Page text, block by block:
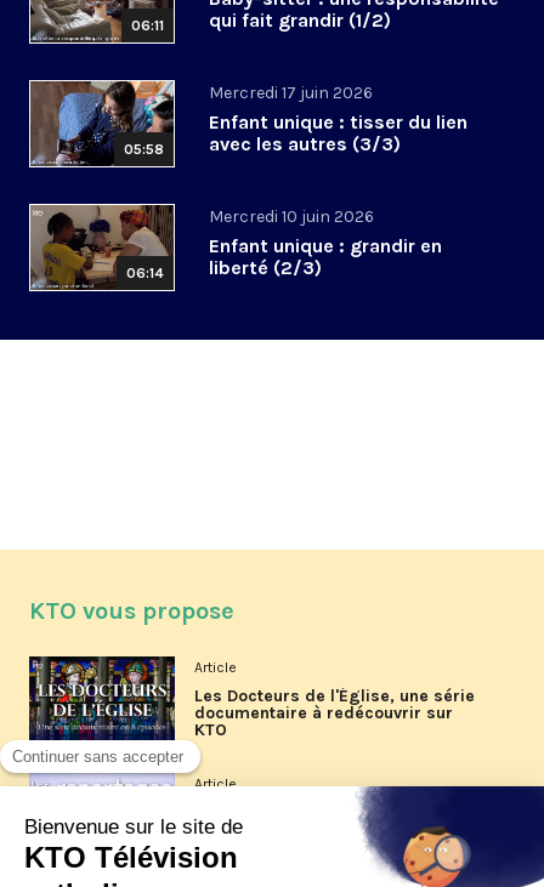
06:11
qui fait grandir (1/2)
05:58
Mercredi 17 juin 2026
Enfant unique : tisser du lien
avec les autres (3/3)
06:14
Mercredi 10 juin 2026
Enfant unique : grandir en
liberté (2/3)
KTO vous propose
Article
Les Docteurs de l'Église, une série
documentaire à redécouvrir sur
KTO
Article
Les reportages d'été 2026 de KTO